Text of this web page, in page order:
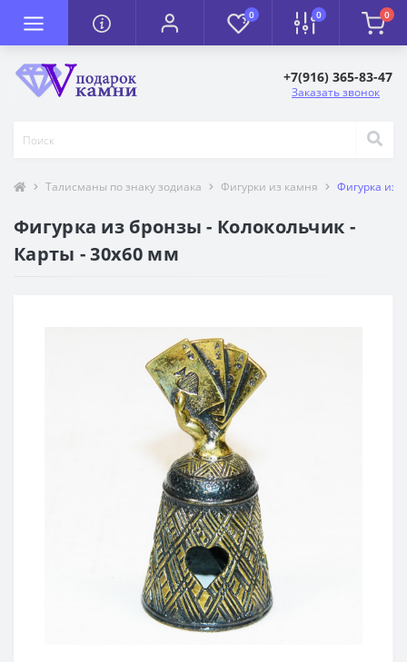
0 0 0
+7(916) 365-83-47
Заказать звонок
Талисманы по знаку зодиака Фигурки из камня Фигурка из
Фигурка из бронзы - Колокольчик -
Карты - 30х60 мм